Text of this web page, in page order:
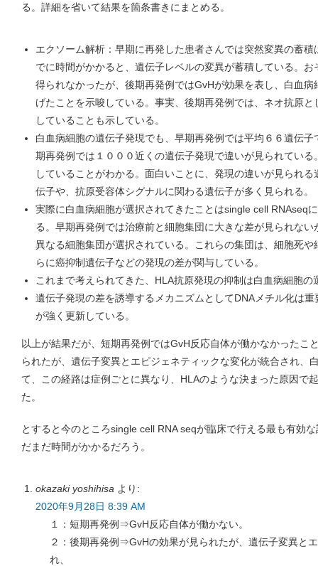
る。詳細を省いて結果を箇条書きにまとめる。
エクソーム解析：早期に再発した患者さんでは突然変異の蓄
でに時間がかかると、遺伝子レベルの変異が蓄積している。
得られなかったが、後期再発例ではGvHが効果を表し、白血
げたことを示唆している。事実、後期再発例では、ネオ抗原
していることも示している。
白血病細胞の遺伝子発現でも、早期再発例では平均６６遺伝
期再発例では１０００近くの遺伝子発現で違いが見られてい
していることがわかる。面白いことに、発現の違いが見られ
伝子や、抗原受容体シグナルに関わる遺伝子が多く見られる。
実際に白血病細胞が選択されてきたことはsingle cell RNAseq
る。早期再発例では治療前と細胞集団に大きな差が見られな
異なる細胞集団が選択されている。これらの集団は、細胞死
らに癌抑制遺伝子などの発現の差が関与している。
これまで考えられてきた、HLA抗原発現の抑制は白血病細胞
遺伝子発現の差を誘導するメカニズムとしてDNAメチル化は
が強く更新している。
以上が結果だが、短期再発例ではGvH反応自体が働かなかったこ
られたが、遺伝子変異とエピジェネティックな変化が統合され、
て、この経路は症例ごとに異なり、HLAのような決まった原因で
た。
とすると今のところsingle cell RNA seqが臨床で行える最も有効
だまだ時間がかかるだろう。
okazaki yoshihisa より:
2020年9月28日 8:39 AM
１：短期再発例⇒GvH反応自体が働かない。
２：後期再発例⇒GvHの効果が見られたが、遺伝子変異と
れ、